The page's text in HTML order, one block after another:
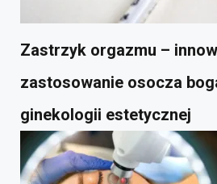
Zastrzyk orgazmu –
zastosowanie osocza
ginekologii estetycznej